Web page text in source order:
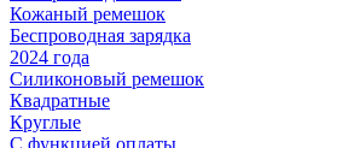
Кожаный ремешок
Беспроводная зарядка
2024 года
Силиконовый ремешок
Квадратные
Круглые
С функцией оплаты